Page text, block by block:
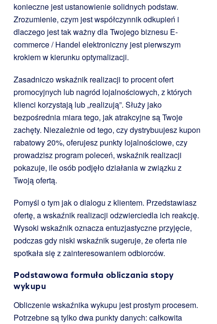
konieczne jest ustanowienie solidnych podstaw.
Zrozumienie, czym jest współczynnik odkupień i
dlaczego jest tak ważny dla Twojego biznesu E-
commerce / Handel elektroniczny jest pierwszym
krokiem w kierunku optymalizacji.
Zasadniczo wskaźnik realizacji to procent ofert
promocyjnych lub nagród lojalnościowych, z których
klienci korzystają lub „realizują”. Służy jako
bezpośrednia miara tego, jak atrakcyjne są Twoje
zachęty. Niezależnie od tego, czy dystrybuujesz kupon
rabatowy 20%, oferujesz punkty lojalnościowe, czy
prowadzisz program poleceń, wskaźnik realizacji
pokazuje, ile osób podjęło działania w związku z
Twoją ofertą.
Pomyśl o tym jak o dialogu z klientem. Przedstawiasz
ofertę, a wskaźnik realizacji odzwierciedla ich reakcję.
Wysoki wskaźnik oznacza entuzjastyczne przyjęcie,
podczas gdy niski wskaźnik sugeruje, że oferta nie
spotkała się z zainteresowaniem odbiorców.
Podstawowa formuła obliczania stopy
wykupu
Obliczenie wskaźnika wykupu jest prostym procesem.
Potrzebne są tylko dwa punkty danych: całkowita